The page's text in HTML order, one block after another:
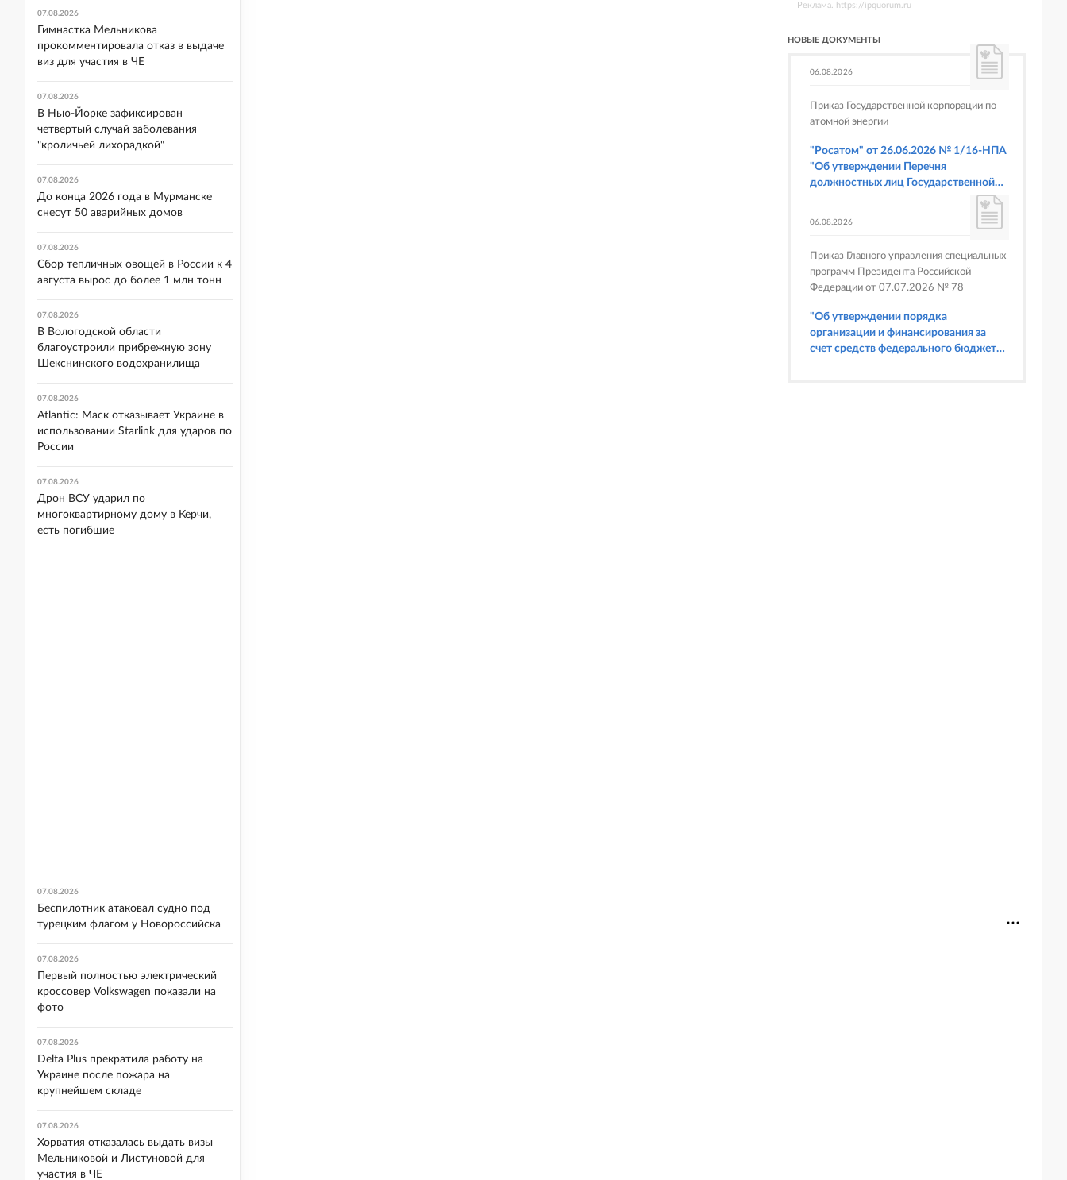
Реклама. https://ipquorum.ru
НОВЫЕ ДОКУМЕНТЫ
06.08.2026
Приказ Государственной корпорации по
атомной энергии
"Росатом" от 26.06.2026 № 1/16-НПА
"Об утверждении Перечня
должностных лиц Государственной
корпорации по атомной энергии
предусмотренных статьями 6.3, 8.1,
9.4, 9.5 и 9.5.1, частью 3 статьи 9.16,
статьей 14.44, частью 1 статьи 19.4,
статьей 19.4.1, частями 6 и 15 статьи
19.5, статьями 19.6 и 19.7, частью 1
статьи 19.26, статьей 19.33, частями 1,
2, 2.1, 6 и 6.1 статьи 20.4 Кодекса
06.08.2026
Приказ Главного управления специальных
программ Президента Российской
Федерации от 07.07.2026 № 78
"Об утверждении порядка
организации и финансирования за
счет средств федерального бюджета
07.08.2026
Гимнастка Мельникова
прокомментировала отказ в выдаче
виз для участия в ЧЕ
07.08.2026
В Нью-Йорке зафиксирован
четвертый случай заболевания
"кроличьей лихорадкой"
07.08.2026
До конца 2026 года в Мурманске
снесут 50 аварийных домов
07.08.2026
Сбор тепличных овощей в России к 4
августа вырос до более 1 млн тонн
07.08.2026
В Вологодской области
благоустроили прибрежную зону
Шекснинского водохранилища
07.08.2026
Atlantic: Маск отказывает Украине в
использовании Starlink для ударов по
России
07.08.2026
Дрон ВСУ ударил по
многоквартирному дому в Керчи,
есть погибшие
07.08.2026
Беспилотник атаковал судно под
турецким флагом у Новороссийска
07.08.2026
Первый полностью электрический
кроссовер Volkswagen показали на
фото
07.08.2026
Delta Plus прекратила работу на
Украине после пожара на
крупнейшем складе
07.08.2026
Хорватия отказалась выдать визы
Мельниковой и Листуновой для
участия в ЧЕ